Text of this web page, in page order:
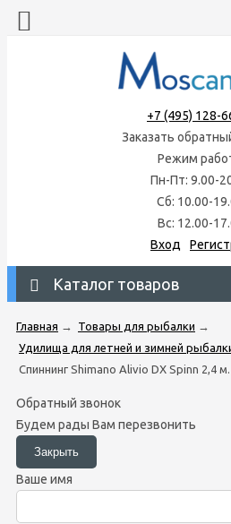
+7 (495) 128-
Заказать
Режим
Пн-Пт: 9.00-
Сб: 10.00-
Вс: 12.00-
Вход
Каталог товаров
Главная → Товары для рыбалки →
Удилища для летней и зимней
Спиннинг Shimano Alivio DX Spinn 2,4
Обратный звонок
Будем рады Вам перезвонить
Ваше имя